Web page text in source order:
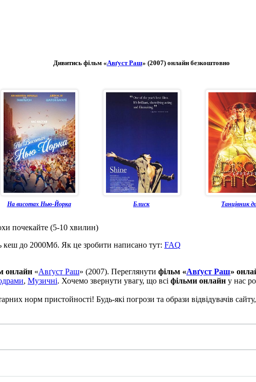
Дивитись фільм «Авґуст Раш» (2007) онлайн безкоштовно
На висотах Нью-Йорка Блиск Танцівник
почекайте (5-10 хвилин)
кеш до 2000Мб. Як це зробити написано тут: FAQ
онлайн «Авґуст Раш» (2007). Переглянути фільм «Авґуст Раш»
, Музичні. Хочемо звернути увагу, що всі фільми онлайн у нас
норм пристойності! Будь-які погрози та образи відвідувачів